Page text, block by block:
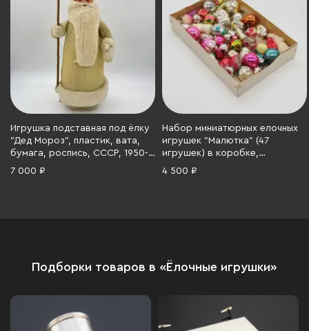
Игрушка подставная под ёлку
"Дед Мороз", пластик, вата,
бумага, роспись, СССР, 1950-
1970 гг.
7 000 ₽
Набор миниатюрных елочных
игрушек "Малютка" (47
игрушек) в коробке,
Московский завод ёлочных
4 500 ₽
Подборки товаров в «Ёлочные игрушки»